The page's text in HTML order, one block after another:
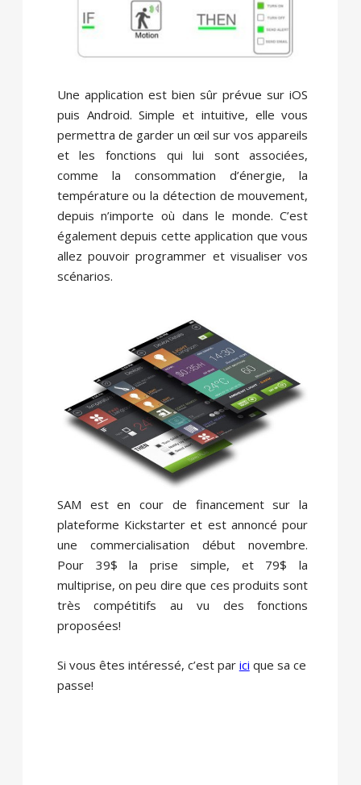
Une application est bien sûr prévue sur iOS
puis Android. Simple et intuitive, elle vous
permettra de garder un œil sur vos appareils
et les fonctions qui lui sont associées,
comme la consommation d’énergie, la
température ou la détection de mouvement,
depuis n’importe où dans le monde. C’est
également depuis cette application que vous
allez pouvoir programmer et visualiser vos
scénarios.
SAM est en cour de financement sur la
plateforme Kickstarter et est annoncé pour
une commercialisation début novembre.
Pour 39$ la prise simple, et 79$ la
multiprise, on peu dire que ces produits sont
très compétitifs au vu des fonctions
proposées!
Si vous êtes intéressé, c’est par ici que sa ce
passe!